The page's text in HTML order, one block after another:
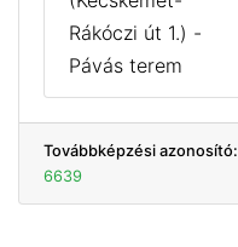
Rákóczi út 1.) -
Pávás terem
Továbbképzési azonosító:
6639